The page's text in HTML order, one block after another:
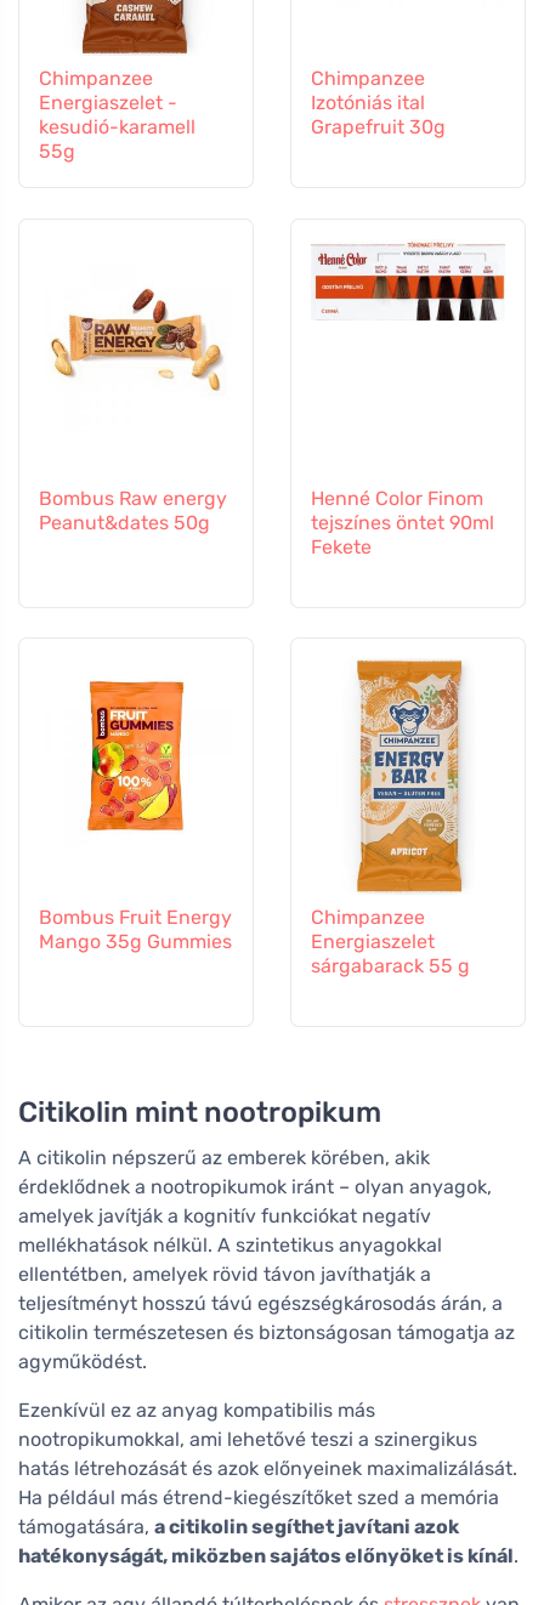
Chimpanzee
Energiaszelet -
kesudió-karamell
55g
Chimpanzee
Izotóniás ital
Grapefruit 30g
Bombus Raw energy
Peanut&dates 50g
Henné Color Finom
tejszínes öntet 90ml
Fekete
Bombus Fruit Energy
Mango 35g Gummies
Chimpanzee
Energiaszelet
sárgabarack 55 g
Citikolin mint nootropikum
A citikolin népszerű az emberek körében, akik
érdeklődnek a nootropikumok iránt – olyan anyagok,
amelyek javítják a kognitív funkciókat negatív
mellékhatások nélkül. A szintetikus anyagokkal
ellentétben, amelyek rövid távon javíthatják a
teljesítményt hosszú távú egészségkárosodás árán, a
citikolin természetesen és biztonságosan támogatja az
agyműködést.
Ezenkívül ez az anyag kompatibilis más
nootropikumokkal, ami lehetővé teszi a szinergikus
hatás létrehozását és azok előnyeinek maximalizálását.
Ha például más étrend-kiegészítőket szed a memória
támogatására, a citikolin segíthet javítani azok
hatékonyságát, miközben sajátos előnyöket is kínál.